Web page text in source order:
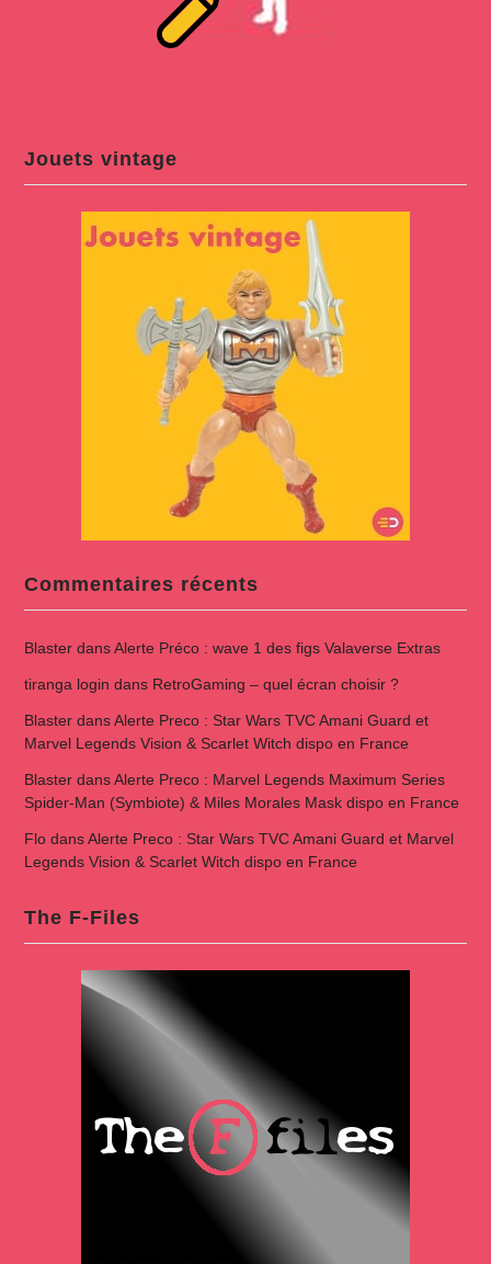
Jouets vintage
Commentaires récents
BlasterdansAlerte Préco : wave 1 des figs Valaverse Extras
tiranga login dans RetroGaming – quel écran choisir ?
BlasterdansAlerte Preco : Star Wars TVC Amani Guard et
Marvel Legends Vision & Scarlet Witch dispo en France
BlasterdansAlerte Preco : Marvel Legends Maximum Series
Spider-Man (Symbiote) & Miles Morales Mask dispo en France
FlodansAlerte Preco : Star Wars TVC Amani Guard et Marvel
Legends Vision & Scarlet Witch dispo en France
The F-Files